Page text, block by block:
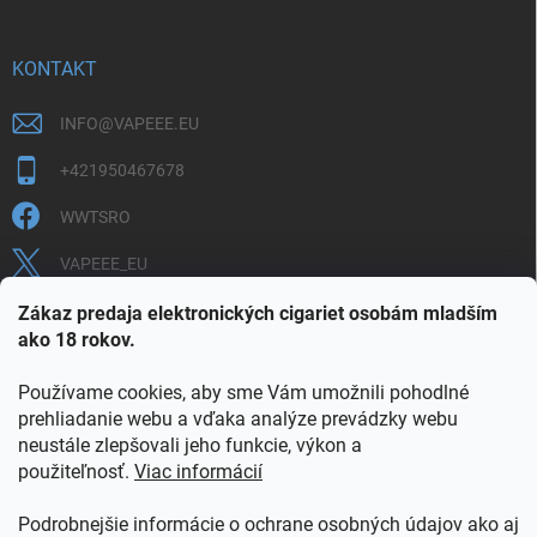
Zákaz predaja elektronických cigariet osobám mladším
ako 18 rokov.
Používame cookies, aby sme Vám umožnili pohodlné
prehliadanie webu a vďaka analýze prevádzky webu
neustále zlepšovali jeho funkcie, výkon a
použiteľnosť. Viac informácií
Podrobnejšie informácie o ochrane osobných údajov ako aj
KONTAKT
INFO@VAPEEE.EU
+421950467678
WWTSRO
VAPEEE_EU
VAPEEE.EU
COOKIES
OBCHODNÉ PODMIENKY